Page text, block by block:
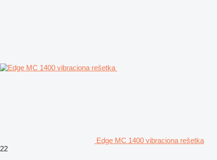
Edge MC 1400 vibraciona rešetka
22